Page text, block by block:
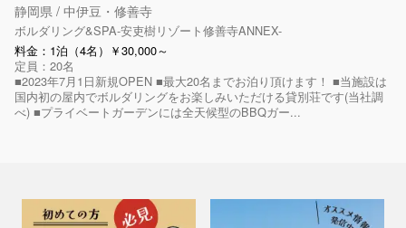
静岡県 / 中伊豆・修善寺
ボルダリング&SPA-安吏樹リゾート修善寺ANNEX-
料金：1泊（4名）￥30,000～
定員：20名
■2023年7月1日新規OPEN ■最大20名までお泊り頂けます！ ■当施設は
国内初の屋内でボルダリングをお楽しみいただける貸別荘です(当社調
べ) ■プライベートガーデンには全天候型のBBQガー...